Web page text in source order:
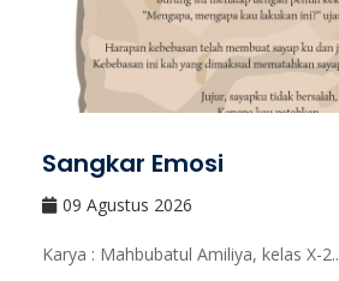
Sangkar Emosi
09 Agustus 2026
Karya : Mahbubatul Amiliya, kelas X-2..